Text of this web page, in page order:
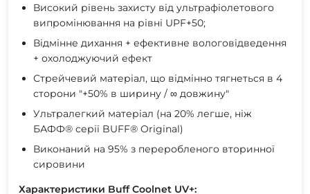
Високий рівень захисту від ультрафіолетового
випромінювання на рівні UPF+50;
Відмінне дихання + ефективне вологовідведення
+ охолоджуючий ефект
Стрейчевий матеріал, що відмінно тягнеться в 4
сторони "+50% в ширину / ∞ довжину"
Ультралегкий матеріал (на 20% легше, ніж
БАФФ® серії BUFF® Original)
Виконаний на 95% з переробленого вторинної
сировини
Характеристики Buff Coolnet UV+: